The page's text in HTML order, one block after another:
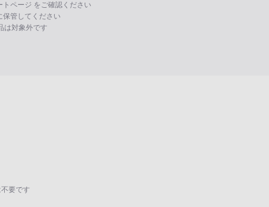
ページ をご確認ください
保管してください
は対象外です
要です